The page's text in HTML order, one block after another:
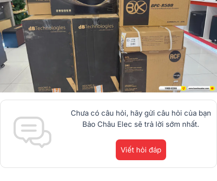
Chưa có câu hỏi, hãy gửi câu hỏi của bạn
Bảo Châu Elec sẽ trả lời sớm nhất.
Viết hỏi đáp